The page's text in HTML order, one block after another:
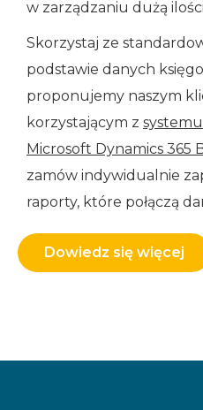
w zarządzaniu dużą
Skorzystaj ze
podstawie danych
proponujemy naszym
korzystającym z
Microsoft Dynamics 365
zamów indywidualnie
raporty, które połączą
Dowiedz się więcej